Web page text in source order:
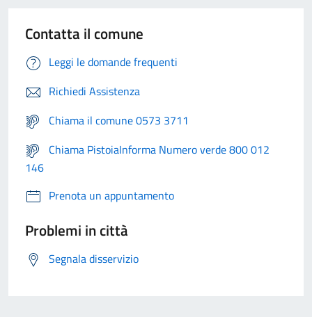
Contatta il comune
Leggi le domande frequenti
Richiedi Assistenza
Chiama il comune 0573 3711
Chiama PistoiaInforma Numero verde 800 012
146
Prenota un appuntamento
Problemi in città
Segnala disservizio